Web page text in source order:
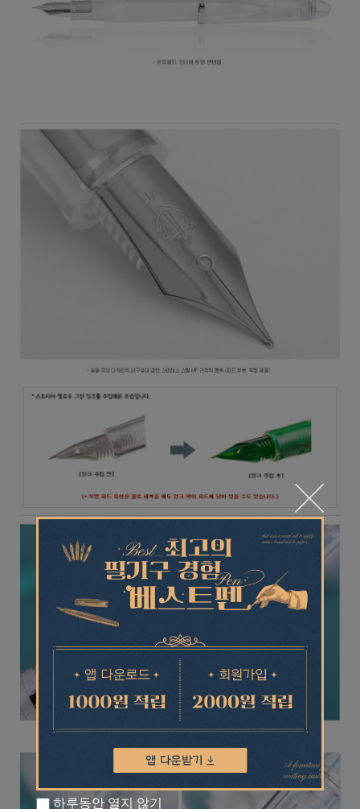
하루동안 열지 않기